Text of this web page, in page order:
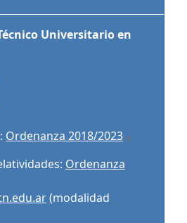
Universitario en
Ordenanza 2018/2023
Ordenanza
(modalidad